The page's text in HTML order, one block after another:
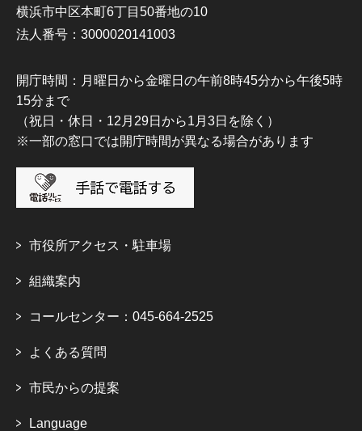
横浜市中区本町6丁目50番地の10
法人番号：3000020141003
開庁時間：月曜日から金曜日の午前8時45分から午後5時
15分まで
（祝日・休日・12月29日から1月3日を除く）
※一部の窓口では開庁時間が異なる場合があります
市役所アクセス・駐車場
組織案内
コールセンター：045-664-2525
よくある質問
市民からの提案
Language